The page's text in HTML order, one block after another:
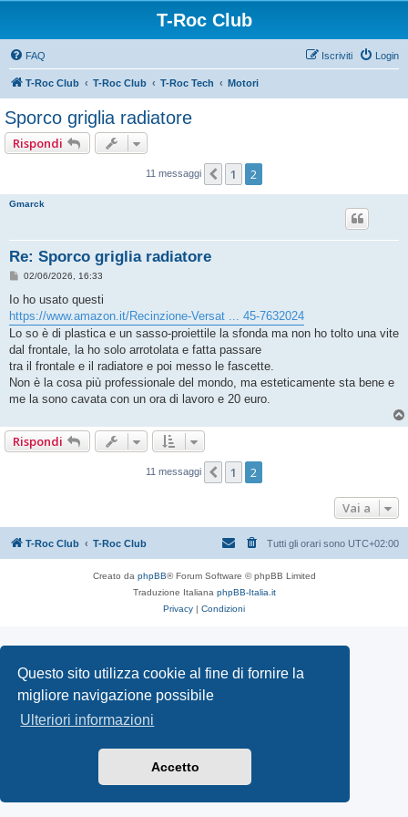
Questo sito utilizza cookie al fine di fornire la
migliore navigazione possibile
Ulteriori informazioni
Accetto
T-Roc Club
FAQ Login
Iscriviti
T-Roc Club T-Roc Club T-Roc Tech Motori
Sporco griglia radiatore
Rispondi
11 messaggi Precedente
1 2
Gmarck
Re: Sporco griglia radiatore
M
s
a
g
g
i
o
02/06/2026, 16:33
Io ho usato questi
https://www.amazon.it/Recinzione-Versat ... 45-7632024
Lo so è di plastica e un sasso-proiettile la sfonda ma non ho tolto una vite
dal frontale, la ho solo arrotolata e fatta passare
tra il frontale e il radiatore e poi messo le fascette.
Non è la cosa più professionale del mondo, ma esteticamente sta bene e
me la sono cavata con un ora di lavoro e 20 euro.
Rispondi
11 messaggi Precedente
1 2
Vai a
T-Roc Club T-Roc Club Tutti gli orari sono UTC+02:00
Creato da phpBB® Forum Software © phpBB Limited
Traduzione Italiana phpBB-Italia.it
Privacy | Condizioni